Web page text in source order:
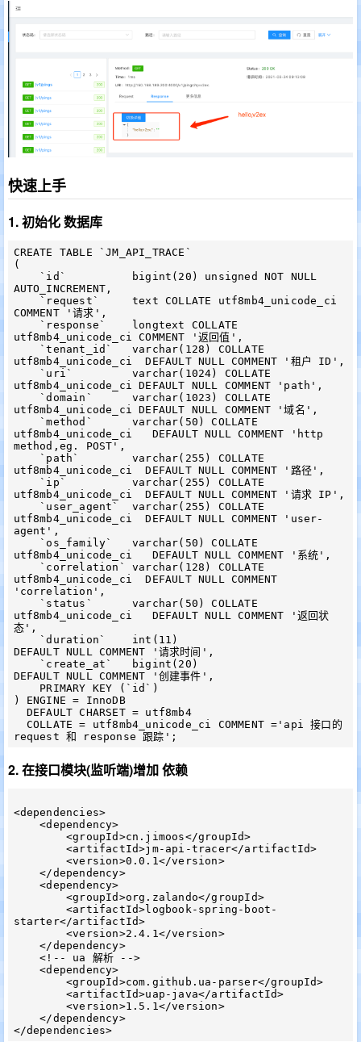
快速上手
1. 初始化 数据库
CREATE TABLE `JM_API_TRACE`
(
AUTO_INCREMENT,
COMMENT '请求',
utf8mb4_unicode_ci COMMENT '返回值',
utf8mb4_unicode_ci  DEFAULT NULL COMMENT '租户 ID',
utf8mb4_unicode_ci DEFAULT NULL COMMENT 'path',
utf8mb4_unicode_ci DEFAULT NULL COMMENT '域名',
utf8mb4_unicode_ci   DEFAULT NULL COMMENT 'http
method,eg. POST',
utf8mb4_unicode_ci  DEFAULT NULL COMMENT '路径',
utf8mb4_unicode_ci  DEFAULT NULL COMMENT '请求 IP',
utf8mb4_unicode_ci  DEFAULT NULL COMMENT 'user-
agent',
utf8mb4_unicode_ci   DEFAULT NULL COMMENT '系统',
utf8mb4_unicode_ci  DEFAULT NULL COMMENT
'correlation',
utf8mb4_unicode_ci   DEFAULT NULL COMMENT '返回状
态',
DEFAULT NULL COMMENT '请求时间',
DEFAULT NULL COMMENT '创建事件',
) ENGINE = InnoDB
2. 在接口模块(监听端)增加 依赖
<dependencies>
    <dependency>
        <groupId>cn.jimoos</groupId>
        <artifactId>jm-api-tracer</artifactId>
        <version>0.0.1</version>
    </dependency>
    <dependency>
        <groupId>org.zalando</groupId>
        <artifactId>logbook-spring-boot-
starter</artifactId>
        <version>2.4.1</version>
    </dependency>
    <!-- ua 解析 -->
    <dependency>
        <groupId>com.github.ua-parser</groupId>
        <artifactId>uap-java</artifactId>
        <version>1.5.1</version>
    </dependency>